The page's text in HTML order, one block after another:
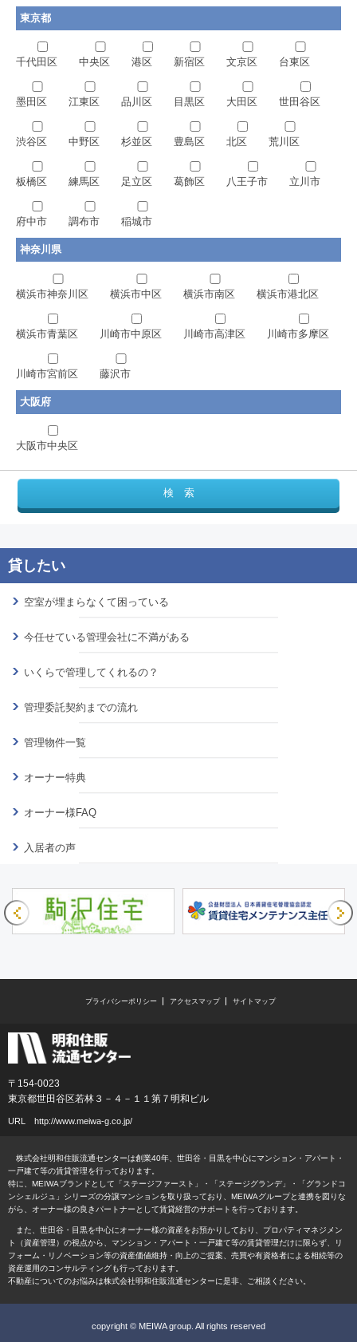
東京都
千代田区 中央区 港区 新宿区 文京区 台東区
墨田区 江東区 品川区 目黒区 大田区 世田谷区
渋谷区 中野区 杉並区 豊島区 北区 荒川区
板橋区 練馬区 足立区 葛飾区 八王子市 立川市
府中市 調布市 稲城市
神奈川県
横浜市神奈川区 横浜市中区 横浜市南区 横浜市港北区
横浜市青葉区 川崎市中原区 川崎市高津区 川崎市多摩区
川崎市宮前区 藤沢市
大阪府
大阪市中央区
空室が埋まらなくて困っている
今任せている管理会社に不満がある
いくらで管理してくれるの？
管理委託契約までの流れ
管理物件一覧
オーナー特典
オーナー様FAQ
入居者の声
プライバシーポリシー アクセスマップ サイトマップ
〒154-0023
東京都世田谷区若林３－４－１１第７明和ビル
URL http://www.meiwa-g.co.jp/
株式会社明和住販流通センターは創業40年、世田谷・目黒を中心にマンション・アパート・
一戸建て等の賃貸管理を行っております。
特に、MEIWAブランドとして「ステージファースト」・「ステージグランデ」・「グランドコ
ンシェルジュ」シリーズの分譲マンションを取り扱っており、MEIWAグループと連携を図りな
がら、オーナー様の良きパートナーとして賃貸経営のサポートを行っております。
また、世田谷・目黒を中心にオーナー様の資産をお預かりしており、プロパティマネジメン
ト（資産管理）の視点から、マンション・アパート・一戸建て等の賃貸管理だけに限らず、リ
フォーム・リノベーション等の資産価値維持・向上のご提案、売買や有資格者による相続等の
資産運用のコンサルティングも行っております。
不動産についてのお悩みは株式会社明和住販流通センターに是非、ご相談ください。
copyright © MEIWA group. All rights reserved